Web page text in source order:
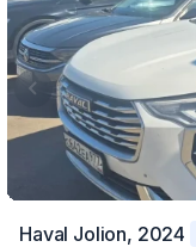
Haval Jolion, 2024